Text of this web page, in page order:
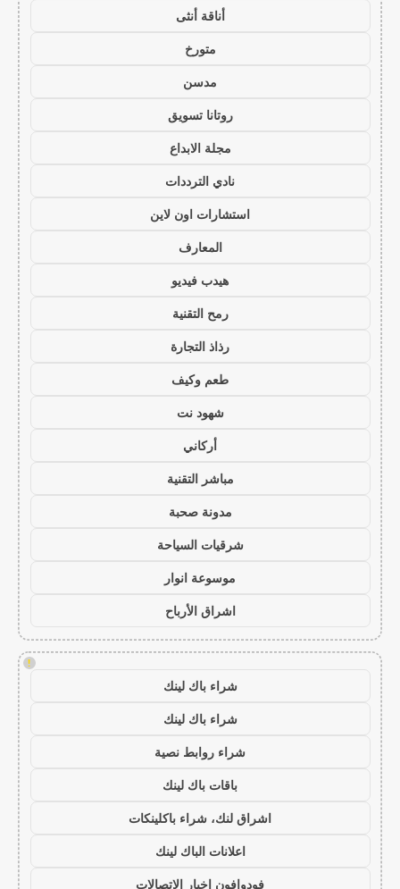
أناقة أنثى
متورخ
مدسن
روتانا تسويق
مجلة الابداع
نادي الترددات
استشارات اون لاين
المعارف
هيدب فيديو
رمح التقنية
رذاذ التجارة
طعم وكيف
شهود نت
أركاني
مباشر التقنية
مدونة صحبة
شرقيات السياحة
موسوعة انوار
اشراق الأرباح
!
شراء باك لينك
شراء باك لينك
شراء روابط نصية
باقات باك لينك
اشراق لنك، شراء باكلينكات
اعلانات الباك لينك
فودوافون اخبار الاتصالات